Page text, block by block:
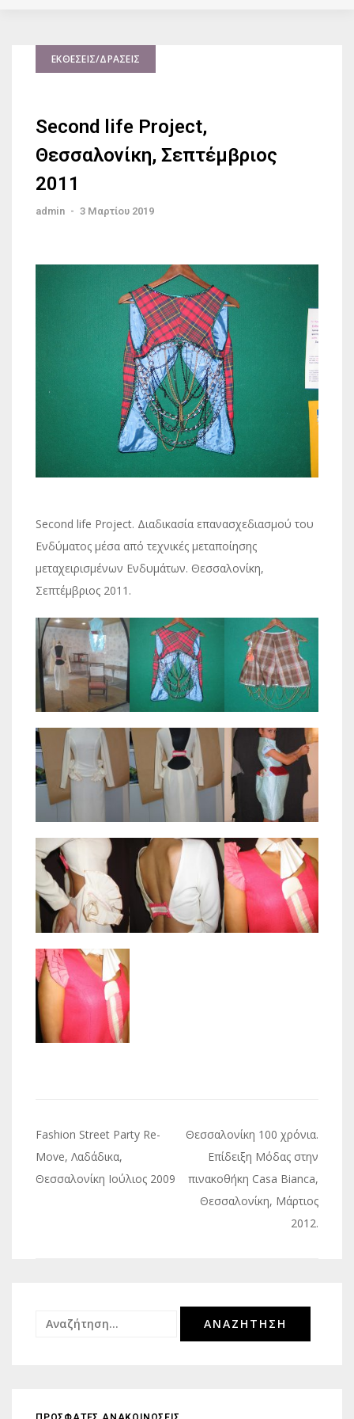
ΕΚΘΈΣΕΙΣ/ΔΡΆΣΕΙΣ
Second life Project,
Θεσσαλονίκη, Σεπτέμβριος
2011
admin - 3 Μαρτίου 2019
Second life Project. Διαδικασία επανασχεδιασμού του
Ενδύματος μέσα από τεχνικές μεταποίησης
μεταχειρισμένων Ενδυμάτων. Θεσσαλονίκη,
Σεπτέμβριος 2011.
Πλοήγηση
άρθρων
Fashion Street Party Re-
Move, Λαδάδικα,
Θεσσαλονίκη Ιούλιος 2009
Θεσσαλονίκη 100 χρόνια.
Επίδειξη Μόδας στην
πινακοθήκη Casa Bianca,
Θεσσαλονίκη, Μάρτιος
2012.
Αναζήτηση